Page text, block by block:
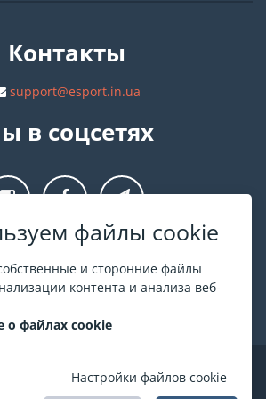
файлы cookie
и сторонние файлы
контента и анализа веб-
о файлах cookie
Настройки файлов cookie
Контакты
support@esport.in.ua
в соцсетях
.in.ua
представлена афиша Киева и других
билеты продаются официально. Мы
непосредственно с кассами.